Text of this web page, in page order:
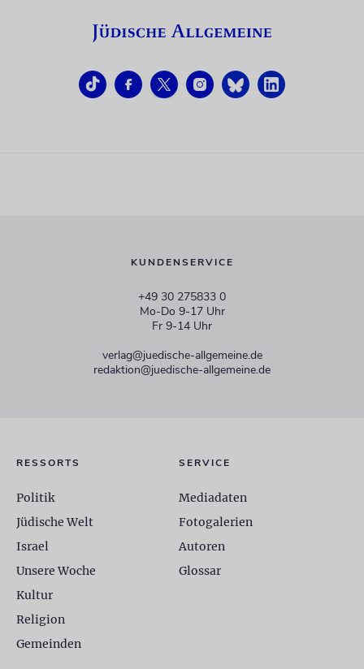
KUNDENSERVICE
+49 30 275833 0
Mo-Do 9-17 Uhr
Fr 9-14 Uhr
verlag@juedische-allgemeine.de
redaktion@juedische-allgemeine.de
RESSORTS
Politik
Jüdische Welt
Israel
Unsere Woche
Kultur
Religion
Gemeinden
SERVICE
Mediadaten
Fotogalerien
Autoren
Glossar